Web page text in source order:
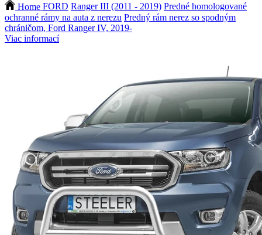
Home FORD Ranger III (2011 - 2019) Predné homologované
ochranné rámy na auta z nerezu Predný rám nerez so spodným
chráničom, Ford Ranger IV, 2019-
Viac informací